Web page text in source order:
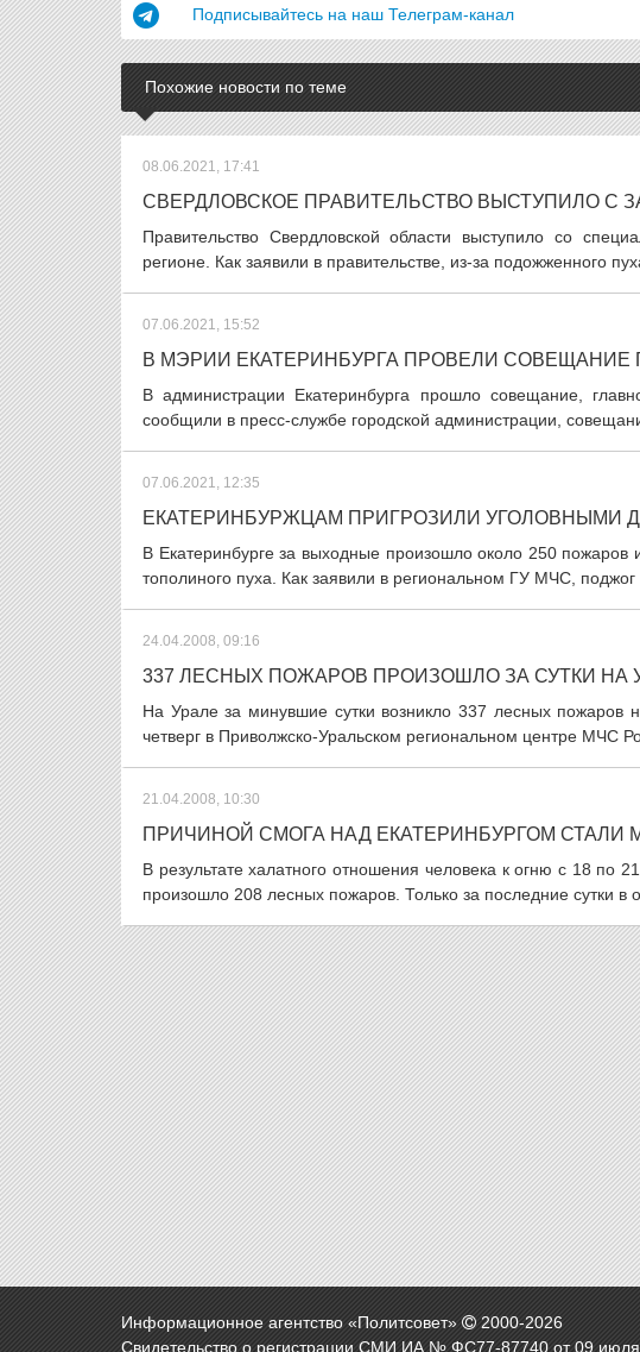
Подписывайтесь на наш Телеграм-канал
Похожие новости по теме
08.06.2021, 17:41
СВЕРДЛОВСКОЕ ПРАВИТЕЛЬСТВО ВЫСТУПИЛО С
Правительство Свердловской области выступило со
регионе. Как заявили в правительстве, из-за подожженного
07.06.2021, 15:52
В МЭРИИ ЕКАТЕРИНБУРГА ПРОВЕЛИ СОВЕЩАНИЕ
В администрации Екатеринбурга прошло совещание,
сообщили в пресс-службе городской администрации,
07.06.2021, 12:35
ЕКАТЕРИНБУРЖЦАМ ПРИГРОЗИЛИ УГОЛОВНЫМИ
В Екатеринбурге за выходные произошло около 250 пожаров
тополиного пуха. Как заявили в региональном ГУ МЧС, поджог
24.04.2008, 09:16
337 ЛЕСНЫХ ПОЖАРОВ ПРОИЗОШЛО ЗА СУТКИ НА
На Урале за минувшие сутки возникло 337 лесных
четверг в Приволжско-Уральском региональном центре МЧС
21.04.2008, 10:30
ПРИЧИНОЙ СМОГА НАД ЕКАТЕРИНБУРГОМ
В результате халатного отношения человека к огню с 18 по
произошло 208 лесных пожаров. Только за последние сутки в
Информационное агентство «Политсовет» 2000-2026
Свидетельство о регистрации СМИ ИА № ФС77-87740 от 09 июля